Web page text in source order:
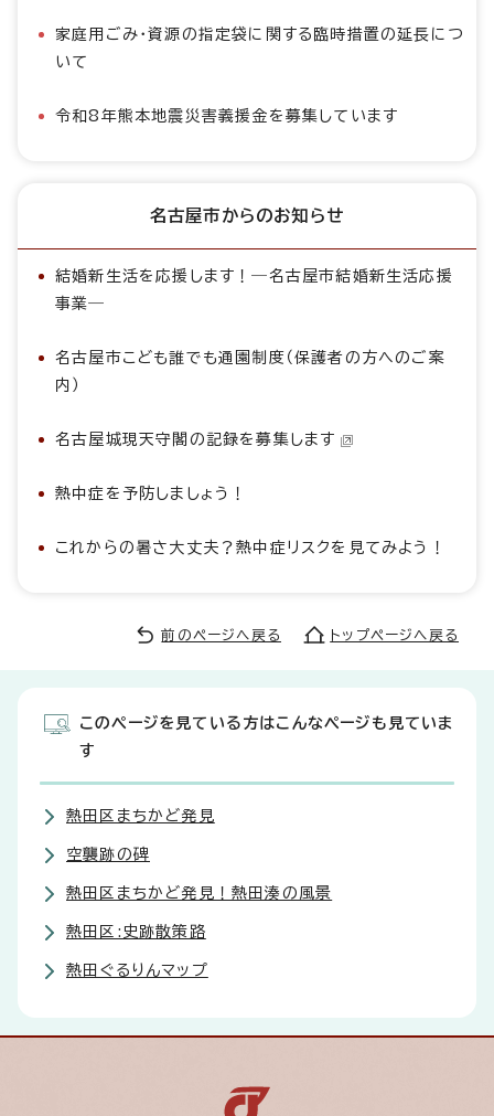
家庭用ごみ・資源の指定袋に関する臨時措置の延長につ
いて
令和8年熊本地震災害義援金を募集しています
名古屋市からのお知らせ
結婚新生活を応援します！―名古屋市結婚新生活応援
事業―
名古屋市こども誰でも通園制度（保護者の方へのご案
内）
名古屋城現天守閣の記録を募集します
熱中症を予防しましょう！
これからの暑さ大丈夫？熱中症リスクを見てみよう！
前のページへ戻る トップページへ戻る
このページを見ている方はこんなページも見ていま
す
熱田区まちかど発見
空襲跡の碑
熱田区まちかど発見！熱田湊の風景
熱田区:史跡散策路
熱田ぐるりんマップ